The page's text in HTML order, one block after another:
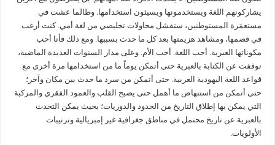
يشاركونهم اللغة ويستخدمونها ويسيئون استخدامها. وطالما عشت في
مستعمَرة المستوطنين، ستفشل محاولات تخليصي من لغة أمي. كنت أرغب
في قضمها، ومشاهد هزيمتها بعد كل ما حدث بسببها. ومع ذلك فأنا أحب
مكوناتها العبرية. أحب اللغة. أحب الأم. وعلى مدار السنوات العديدة الماضية،
توقفت عن الكتابة بالعبرية حتى أتمكن يوماً ما من استخدامها مرة أخرى مع
قواعد اللغة اليهودية العربية. حتى أتمكن من سرد ما حدث بين مكان وآخر؛
حتى أتمكن من استنهاض ما أهمل حتى يصبح القلب والعمود الفقري والمركبة
التي يمكن بها إطلاق التاريخ من الحدود والدوريات؛ بحيث يمكن التحدث
بالعبرية عن تاريخ محتمل في مناطق جغرافية غير إمبريالية وترتيبات
الأولويات.